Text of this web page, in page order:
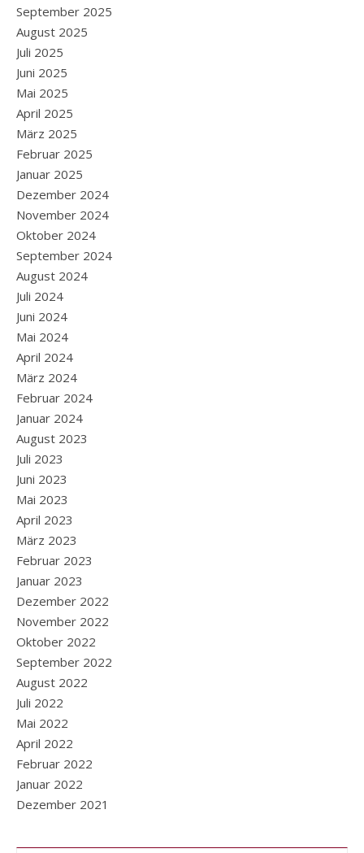
September 2025
August 2025
Juli 2025
Juni 2025
Mai 2025
April 2025
März 2025
Februar 2025
Januar 2025
Dezember 2024
November 2024
Oktober 2024
September 2024
August 2024
Juli 2024
Juni 2024
Mai 2024
April 2024
März 2024
Februar 2024
Januar 2024
August 2023
Juli 2023
Juni 2023
Mai 2023
April 2023
März 2023
Februar 2023
Januar 2023
Dezember 2022
November 2022
Oktober 2022
September 2022
August 2022
Juli 2022
Mai 2022
April 2022
Februar 2022
Januar 2022
Dezember 2021